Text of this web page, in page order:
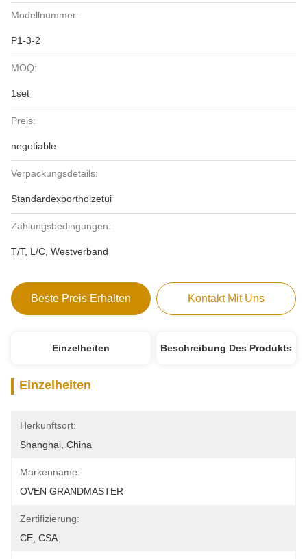
Modellnummer:
P1-3-2
MOQ:
1set
Preis:
negotiable
Verpackungsdetails:
Standardexportholzetui
Zahlungsbedingungen:
T/T, L/C, Westverband
Beste Preis Erhalten Kontakt Mit Uns
Einzelheiten Beschreibung Des Produkts
Einzelheiten
Herkunftsort:
Shanghai, China
Markenname:
OVEN GRANDMASTER
Zertifizierung:
CE, CSA